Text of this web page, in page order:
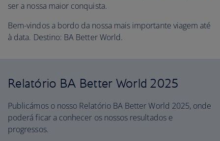
ser a nossa maior conquista.
Bem-vindos a bordo da nossa mais importante viagem até
à data. Destino: BA Better World.
Relatório BA Better World 2025
Publicámos o nosso Relatório BA Better World 2025, onde
poderá ficar a conhecer os nossos resultados e
progressos.